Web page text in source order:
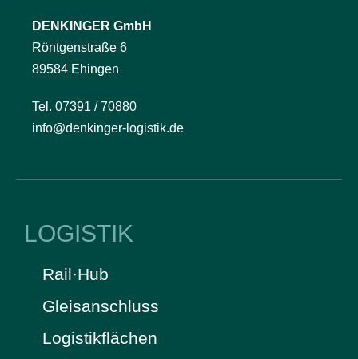
DENKINGER GmbH
Röntgenstraße 6
89584 Ehingen
Tel. 07391 / 70880
info@denkinger-logistik.de
LOGISTIK
Rail·Hub
Gleisanschluss
Logistikflächen